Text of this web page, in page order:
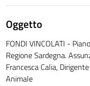
Oggetto
FONDI VINCOLATI -
Regione Sardegna.
Francesca Calia,
Animale